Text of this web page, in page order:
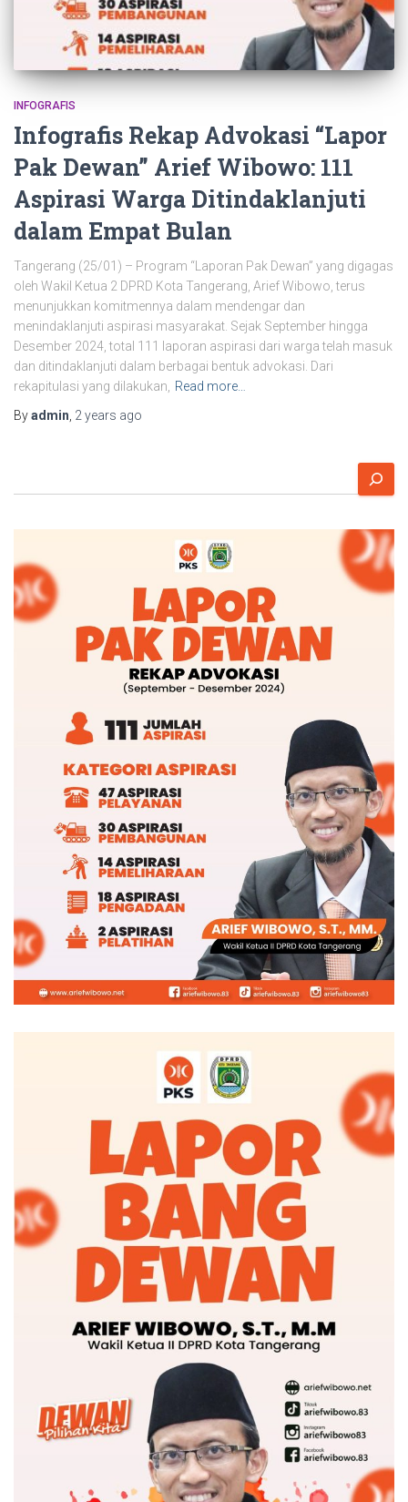
INFOGRAFIS
Infografis Rekap Advokasi “Lapor
Pak Dewan” Arief Wibowo: 111
Aspirasi Warga Ditindaklanjuti
dalam Empat Bulan
Tangerang (25/01) – Program “Laporan Pak Dewan” yang digagas
oleh Wakil Ketua 2 DPRD Kota Tangerang, Arief Wibowo, terus
menunjukkan komitmennya dalam mendengar dan
menindaklanjuti aspirasi masyarakat. Sejak September hingga
Desember 2024, total 111 laporan aspirasi dari warga telah masuk
dan ditindaklanjuti dalam berbagai bentuk advokasi. Dari
rekapitulasi yang dilakukan,
Read more…
Byadmin 2 years ago
e
r
h